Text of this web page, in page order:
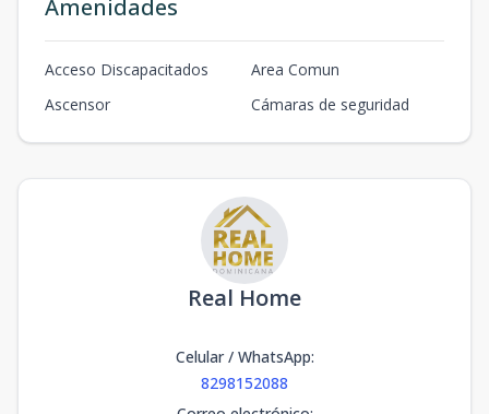
Amenidades
Acceso Discapacitados
Area Comun
Ascensor
Cámaras de seguridad
Real Home
Celular / WhatsApp:
8298152088